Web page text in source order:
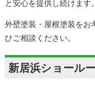
と安心を提供し続けます。
外壁塗装・屋根塗装をお
ひご相談ください。
新居浜ショール